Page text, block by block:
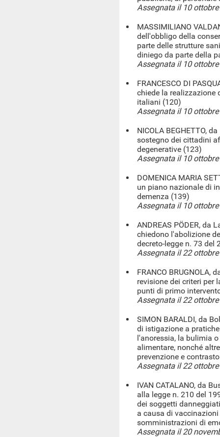
Assegnata il 10
MASSIMILIANO
dell'obbligo della
parte delle strutture
diniego da parte della
Assegnata il 10
FRANCESCO DI
chiede la
italiani (120)
Assegnata il 10
NICOLA BEGHETTO,
sostegno dei cittadini
degenerative (123)
Assegnata il 10
DOMENICA MARIA
un piano nazionale di
demenza (139)
Assegnata il 10
ANDREAS PÖDER, da
chiedono l'abolizione
decreto-legge n. 73 del
Assegnata il 22
FRANCO BRUGNOLA,
revisione dei criteri per
punti di primo
Assegnata il 22
SIMON BARALDI, da
di istigazione a
l'anoressia, la bulimia
alimentare, nonché
prevenzione e
Assegnata il 22
IVAN CATALANO, da
alla legge n. 210 del
dei soggetti
a causa di
somministrazioni di
Assegnata il 20